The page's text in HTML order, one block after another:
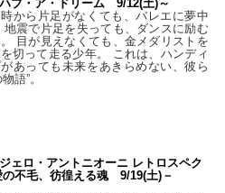
ブ・ア・ドリーム 9/12(土)～
から片足がなくても、バレエに夢中
地震で片足を失っても、ダンスに励む
目が見えなくても、金メダリストを
切って走る少年。 これは、ハンディ
あっても未来をあきらめない、彼ら
語”。
ェロ・アントニオーニ レトロスペク
の不毛、彷徨える魂 9/19(土)－